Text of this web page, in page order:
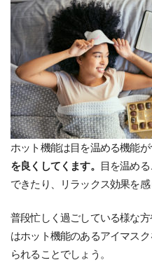
ホット機能は目を温める機能が
を良くしてくます。
目を温め
できたり、リラックス効果を感
普段忙しく過ごしている様な
はホット機能のあるアイマス
られることでしょう。